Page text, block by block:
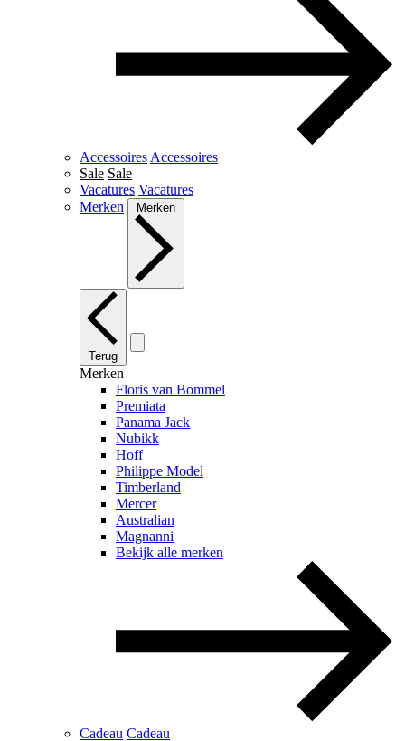
Accessoires Accessoires
Sale Sale
Vacatures Vacatures
Merken
Merken
Terug
Merken
Floris van Bommel
Premiata
Panama Jack
Nubikk
Hoff
Philippe Model
Timberland
Mercer
Australian
Magnanni
Bekijk alle merken
Cadeau Cadeau